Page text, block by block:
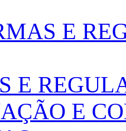
E
E
E